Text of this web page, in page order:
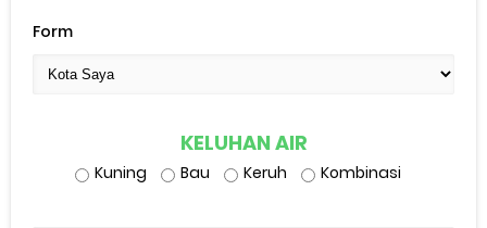
Form
KELUHAN AIR
Kuning Bau Keruh Kombinasi